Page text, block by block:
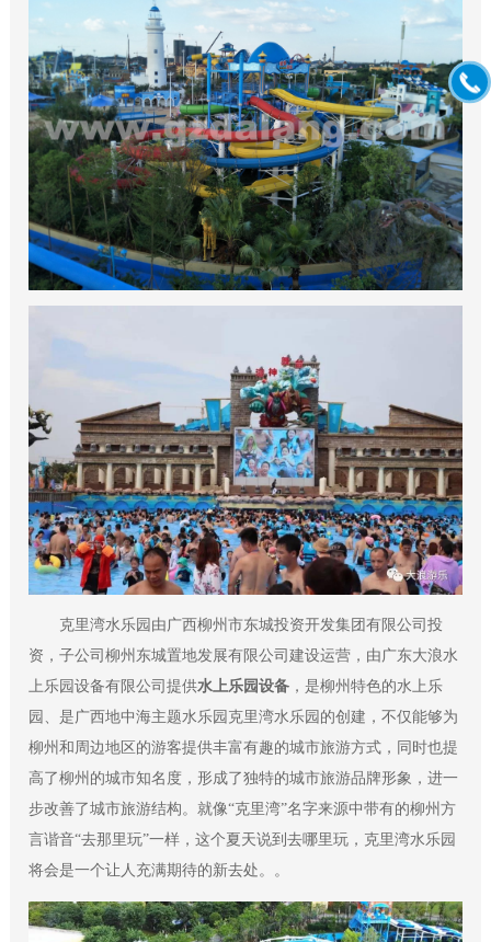
克里湾水乐园由广西柳州市东城投资开发集团有限公司投
资，子公司柳州东城置地发展有限公司建设运营，由广东大浪水
上乐园设备有限公司提供水上乐园设备，是柳州特色的水上乐
园、是广西地中海主题水乐园克里湾水乐园的创建，不仅能够为
柳州和周边地区的游客提供丰富有趣的城市旅游方式，同时也提
高了柳州的城市知名度，形成了独特的城市旅游品牌形象，进一
步改善了城市旅游结构。就像“克里湾”名字来源中带有的柳州方
言谐音“去那里玩”一样，这个夏天说到去哪里玩，克里湾水乐园
将会是一个让人充满期待的新去处。。